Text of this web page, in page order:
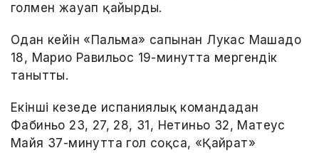
голмен жауап қайырды.
Одан кейін «Пальма» сапынан Лукас Машадо
18, Марио Равильос 19-минутта мергендік
танытты.
Екінші кезеңде испаниялық командадан
Фабиньо 23, 27, 28, 31, Нетиньо 32, Матеус
Майя 37-минутта гол соқса, «Қайрат»